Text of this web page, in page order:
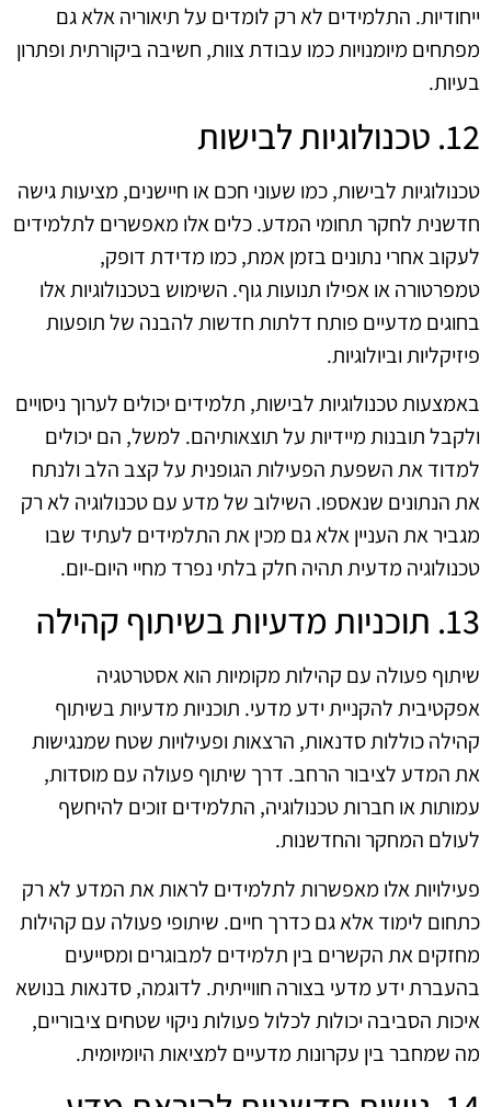
ייחודיות. התלמידים לא רק לומדים על תיאוריה אלא גם
מפתחים מיומנויות כמו עבודת צוות, חשיבה ביקורתית ופתרון
בעיות.
12. טכנולוגיות לבישות
טכנולוגיות לבישות, כמו שעוני חכם או חיישנים, מציעות גישה
חדשנית לחקר תחומי המדע. כלים אלו מאפשרים לתלמידים
לעקוב אחרי נתונים בזמן אמת, כמו מדידת דופק,
טמפרטורה או אפילו תנועות גוף. השימוש בטכנולוגיות אלו
בחוגים מדעיים פותח דלתות חדשות להבנה של תופעות
פיזיקליות וביולוגיות.
באמצעות טכנולוגיות לבישות, תלמידים יכולים לערוך ניסויים
ולקבל תובנות מיידיות על תוצאותיהם. למשל, הם יכולים
למדוד את השפעת הפעילות הגופנית על קצב הלב ולנתח
את הנתונים שנאספו. השילוב של מדע עם טכנולוגיה לא רק
מגביר את העניין אלא גם מכין את התלמידים לעתיד שבו
טכנולוגיה מדעית תהיה חלק בלתי נפרד מחיי היום-יום.
13. תוכניות מדעיות בשיתוף קהילה
שיתוף פעולה עם קהילות מקומיות הוא אסטרטגיה
אפקטיבית להקניית ידע מדעי. תוכניות מדעיות בשיתוף
קהילה כוללות סדנאות, הרצאות ופעילויות שטח שמנגישות
את המדע לציבור הרחב. דרך שיתוף פעולה עם מוסדות,
עמותות או חברות טכנולוגיה, התלמידים זוכים להיחשף
לעולם המחקר והחדשנות.
פעילויות אלו מאפשרות לתלמידים לראות את המדע לא רק
כתחום לימוד אלא גם כדרך חיים. שיתופי פעולה עם קהילות
מחזקים את הקשרים בין תלמידים למבוגרים ומסייעים
בהעברת ידע מדעי בצורה חווייתית. לדוגמה, סדנאות בנושא
איכות הסביבה יכולות לכלול פעולות ניקוי שטחים ציבוריים,
מה שמחבר בין עקרונות מדעיים למציאות היומיומית.